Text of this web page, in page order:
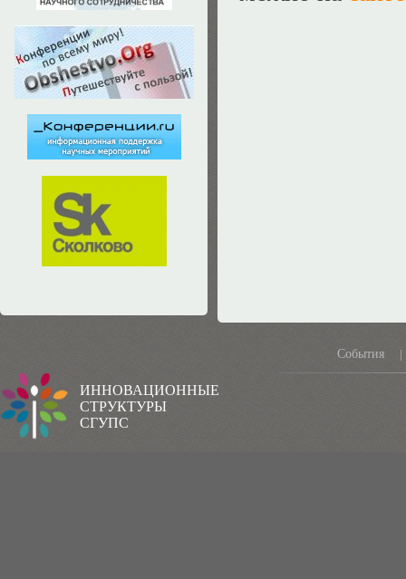
События |
ИННОВАЦИОННЫЕ
СТРУКТУРЫ
СГУПС